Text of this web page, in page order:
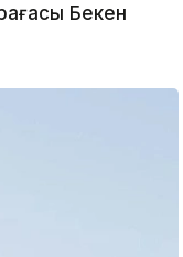
Бекен